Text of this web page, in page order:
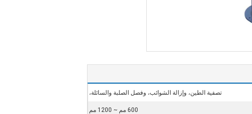
تصفية الطين، وإزالة الشوائب، وفصل الصلبة والسائلة،
600 مم ~ 1200 مم